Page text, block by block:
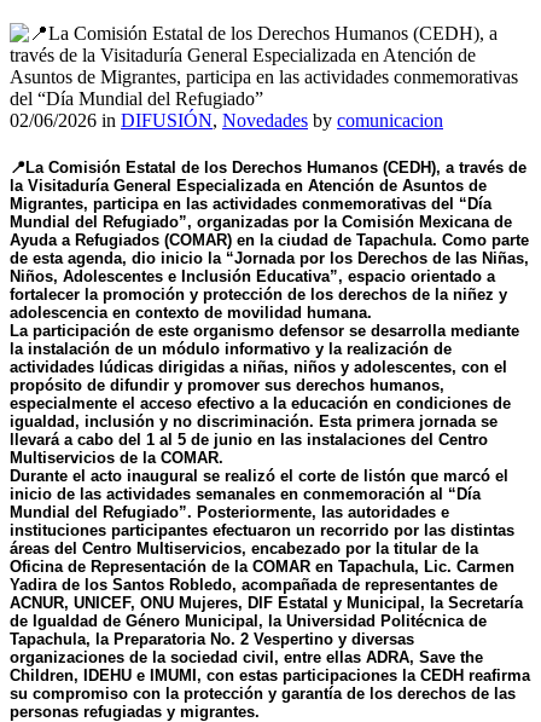
02/06/2026 in DIFUSIÓN, Novedades by comunicacion
📍La Comisión Estatal de los Derechos Humanos (CEDH), a través de
la Visitaduría General Especializada en Atención de Asuntos de
Migrantes, participa en las actividades conmemorativas del “Día
Mundial del Refugiado”, organizadas por la Comisión Mexicana de
Ayuda a Refugiados (COMAR) en la ciudad de Tapachula. Como parte
de esta agenda, dio inicio la “Jornada por los Derechos de las Niñas,
Niños, Adolescentes e Inclusión Educativa”, espacio orientado a
fortalecer la promoción y protección de los derechos de la niñez y
adolescencia en contexto de movilidad humana.
La participación de este organismo defensor se desarrolla mediante
la instalación de un módulo informativo y la realización de
actividades lúdicas dirigidas a niñas, niños y adolescentes, con el
propósito de difundir y promover sus derechos humanos,
especialmente el acceso efectivo a la educación en condiciones de
igualdad, inclusión y no discriminación. Esta primera jornada se
llevará a cabo del 1 al 5 de junio en las instalaciones del Centro
Multiservicios de la COMAR.
Durante el acto inaugural se realizó el corte de listón que marcó el
inicio de las actividades semanales en conmemoración al “Día
Mundial del Refugiado”. Posteriormente, las autoridades e
instituciones participantes efectuaron un recorrido por las distintas
áreas del Centro Multiservicios, encabezado por la titular de la
Oficina de Representación de la COMAR en Tapachula, Lic. Carmen
Yadira de los Santos Robledo, acompañada de representantes de
ACNUR, UNICEF, ONU Mujeres, DIF Estatal y Municipal, la Secretaría
de Igualdad de Género Municipal, la Universidad Politécnica de
Tapachula, la Preparatoria No. 2 Vespertino y diversas
organizaciones de la sociedad civil, entre ellas ADRA, Save the
Children, IDEHU e IMUMI, con estas participaciones la CEDH reafirma
su compromiso con la protección y garantía de los derechos de las
personas refugiadas y migrantes.